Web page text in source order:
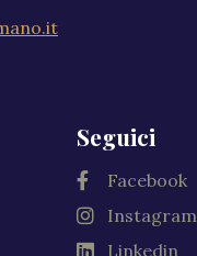
Seguici
Facebook
Instagram
Linkedin